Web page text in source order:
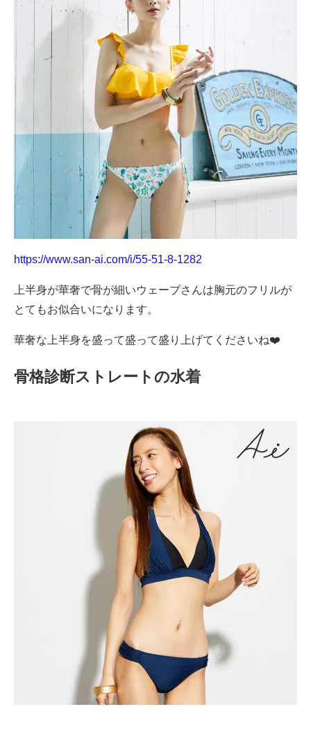
https://www.san-ai.com/i/55-51-8-1282
上半身が華奢で骨が細いウェーブさんは胸元のフリルが
とてもお似合いになります。
華奢な上半身を盛って盛って盛り上げてくださいね❤️
骨格診断ストレートの水着